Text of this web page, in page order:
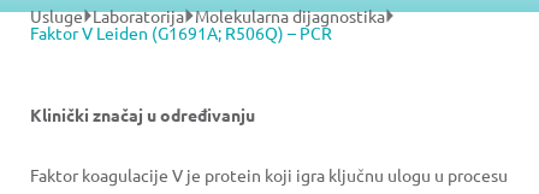
Usluge Laboratorija Molekularna dijagnostika
Faktor V Leiden (G1691A; R506Q) – PCR
Klinički značaj u određivanju
Faktor koagulacije V je protein koji igra ključnu ulogu u procesu